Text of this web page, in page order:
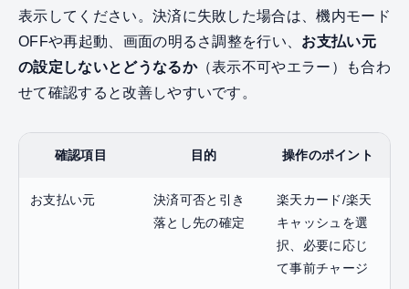
表示してください。決済に失敗した場合は、機内モード
OFFや再起動、画面の明るさ調整を行い、 お支払い元
の設定しないとどうなるか（表示不可やエラー）も合わ
せて確認すると改善しやすいです。
確認項目 目的 操作のポイント
お支払い元
決済可否と引き
落とし先の確定
楽天カード/楽天
キャッシュを選
択、必要に応じ
て事前チャージ